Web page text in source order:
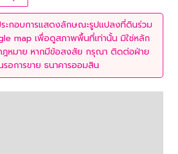
ะกอบการแสดงลักษณะรูปแปลงที่ดินร่วม
map เพื่อดูสภาพพื้นที่เท่านั้น มิใช่หลัก
ฎหมาย หากมีข้อสงสัย กรุณา ติดต่อฝ่าย
อการขาย ธนาคารออมสิน